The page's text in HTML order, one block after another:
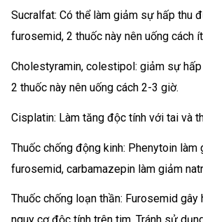
Sucralfat: Có thể làm giảm sự hấp thu
furosemid, 2 thuốc này nên uống cách
Cholestyramin, colestipol: giảm sự
2 thuốc này nên uống cách 2-3 giờ.
Cisplatin: Làm tăng độc tính với tai và
Thuốc chống động kinh: Phenytoin làm
furosemid, carbamazepin làm giảm
Thuốc chống loạn thần: Furosemid gây